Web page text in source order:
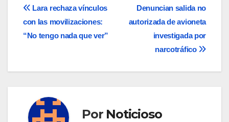
Navegación
de
Denuncian salida no
autorizada de avioneta
investigada por
narcotráfico
Lara rechaza vínculos
con las movilizaciones:
“No tengo nada que ver”
Por Noticioso